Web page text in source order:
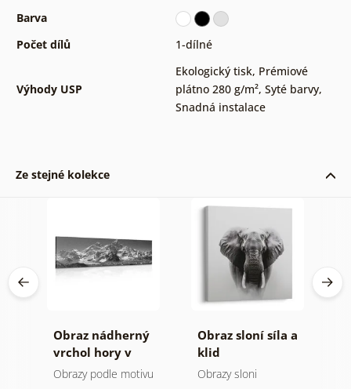
Barva
Počet dílů
1-dílné
Výhody USP
Ekologický tisk, Prémiové
plátno 280 g/m², Syté barvy,
Snadná instalace
Ze stejné kolekce
Obraz nádherný
vrchol hory v
černobílém
Obrazy podle motivu
Obraz sloní síla a
klid
Obrazy sloni